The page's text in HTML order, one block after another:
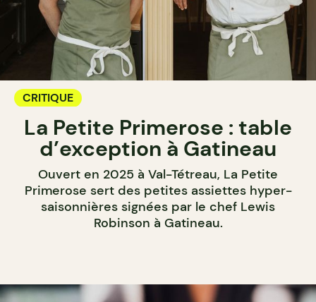
CRITIQUE
La Petite Primerose : table
d’exception à Gatineau
Ouvert en 2025 à Val-Tétreau, La Petite
Primerose sert des petites assiettes hyper-
saisonnières signées par le chef Lewis
Robinson à Gatineau.